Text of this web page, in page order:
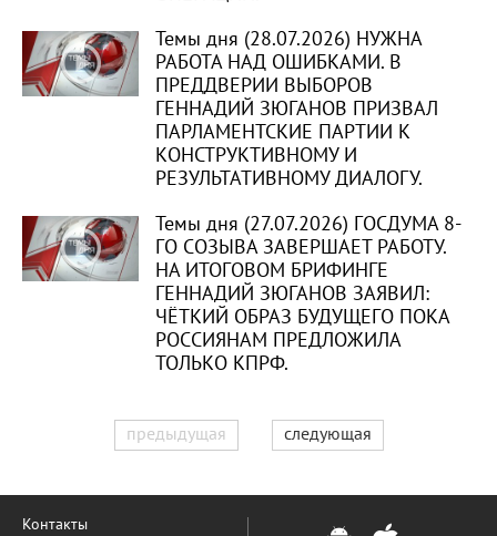
Темы дня (28.07.2026) НУЖНА
РАБОТА НАД ОШИБКАМИ. В
ПРЕДДВЕРИИ ВЫБОРОВ
ГЕННАДИЙ ЗЮГАНОВ ПРИЗВАЛ
ПАРЛАМЕНТСКИЕ ПАРТИИ К
КОНСТРУКТИВНОМУ И
РЕЗУЛЬТАТИВНОМУ ДИАЛОГУ.
Темы дня (27.07.2026) ГОСДУМА 8-
ГО СОЗЫВА ЗАВЕРШАЕТ РАБОТУ.
НА ИТОГОВОМ БРИФИНГЕ
ГЕННАДИЙ ЗЮГАНОВ ЗАЯВИЛ:
ЧЁТКИЙ ОБРАЗ БУДУЩЕГО ПОКА
РОССИЯНАМ ПРЕДЛОЖИЛА
ТОЛЬКО КПРФ.
предыдущая следующая
Контакты